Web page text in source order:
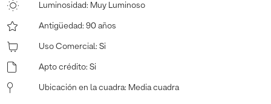
Luminosidad: Muy Luminoso
Antigüedad: 90 años
Uso Comercial : Si
Apto crédito: Si
Ubicación en la cuadra: Media cuadra